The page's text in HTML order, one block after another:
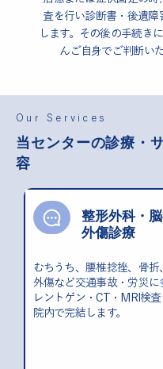
査を行い診断書・後遺障
します。その後の手続き
んご自身でご判断い
Our Services
当センターの診療・
容
整形外科・
外傷診療
むちうち、腰椎捻挫、骨折
外傷など交通事故・労災に
レントゲン・CT・MRI検
院内で完結します。